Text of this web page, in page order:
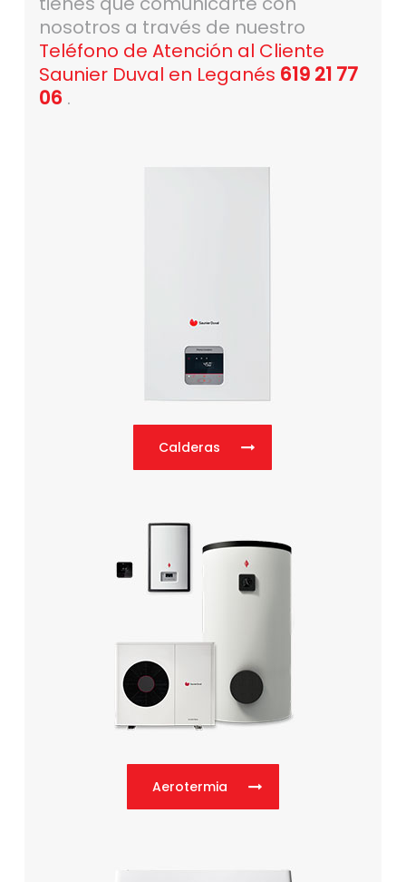
nosotros a través de nuestro
Teléfono de Atención al Cliente
Saunier Duval en Leganés 619 21 77
06 .
Calderas
Aerotermia